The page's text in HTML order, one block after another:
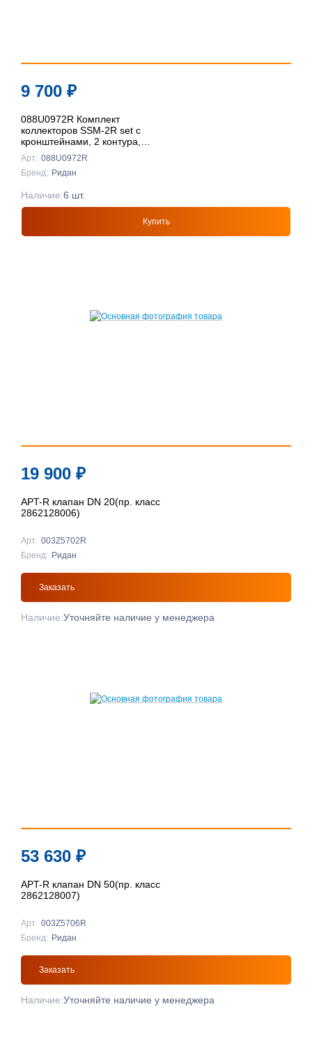
9 700 ₽
088U0972R Комплект
коллекторов SSM-2R set с
кронштейнами, 2 контура,
Ридан
Арт: 088U0972R
Бренд: Ридан
Купить
Наличие:6 шт.
19 900 ₽
APT-R клапан DN 20(пр. класс
2862128006)
Арт: 003Z5702R
Бренд: Ридан
Заказать
Наличие:Уточняйте наличие у менеджера
53 630 ₽
APT-R клапан DN 50(пр. класс
2862128007)
Арт: 003Z5706R
Бренд: Ридан
Заказать
Наличие:Уточняйте наличие у менеджера